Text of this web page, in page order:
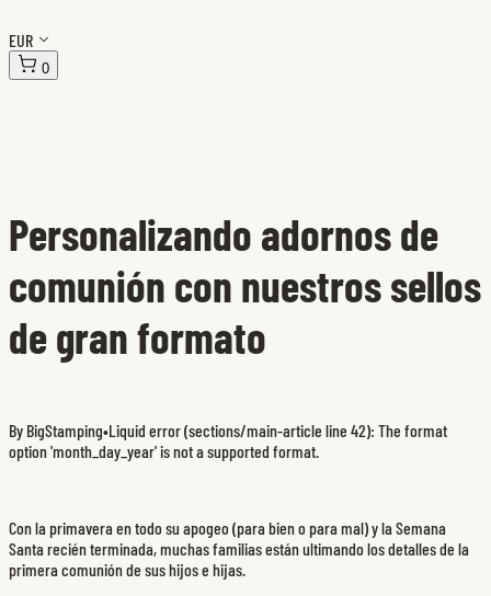
EUR
0
Personalizando adornos de
comunión con nuestros sellos
de gran formato
By BigStamping•Liquid error (sections/main-article line 42): The format
option 'month_day_year' is not a supported format.
Con la primavera en todo su apogeo (para bien o para mal) y la Semana
Santa recién terminada, muchas familias están ultimando los detalles de la
primera comunión de sus hijos e hijas.